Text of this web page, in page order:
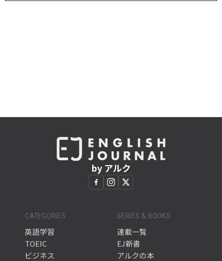
by アルク
CATEGORIES
英語学習
TOEIC
ビジネス
SERIES & BOOKS
連載一覧
EJ新書
アルクの本